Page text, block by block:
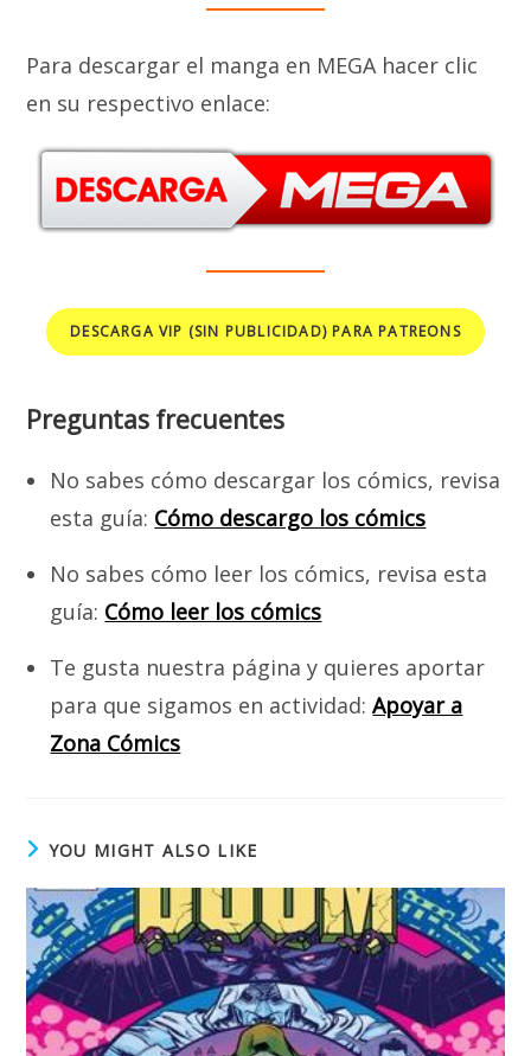
Para descargar el manga en MEGA hacer clic
en su respectivo enlace:
DESCARGA VIP (SIN PUBLICIDAD) PARA PATREONS
Preguntas frecuentes
No sabes cómo descargar los cómics, revisa
esta guía: Cómo descargo los cómics
No sabes cómo leer los cómics, revisa esta
guía: Cómo leer los cómics
Te gusta nuestra página y quieres aportar
para que sigamos en actividad:Apoyar a
Zona Cómics
YOU MIGHT ALSO LIKE